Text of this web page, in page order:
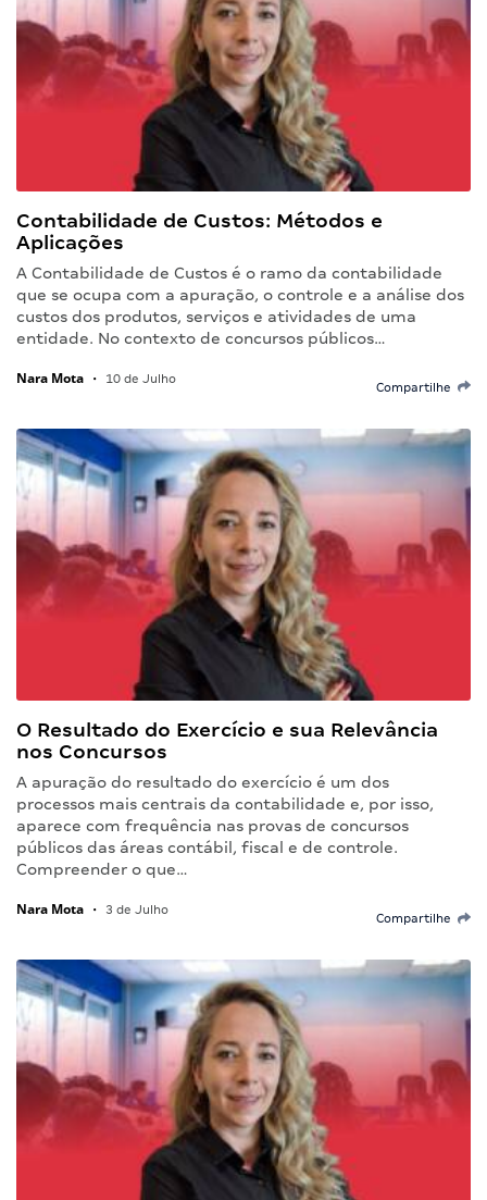
Contabilidade de Custos: Métodos e
Aplicações
A Contabilidade de Custos é o ramo da contabilidade
que se ocupa com a apuração, o controle e a análise dos
custos dos produtos, serviços e atividades de uma
entidade. No contexto de concursos públicos…
Nara Mota • 10 de Julho
Compartilhe
O Resultado do Exercício e sua Relevância
nos Concursos
A apuração do resultado do exercício é um dos
processos mais centrais da contabilidade e, por isso,
aparece com frequência nas provas de concursos
públicos das áreas contábil, fiscal e de controle.
Compreender o que…
Nara Mota • 3 de Julho
Compartilhe